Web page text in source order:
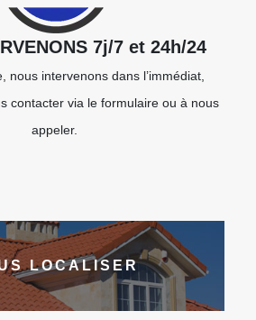
7j/7 et 24h/24
nous intervenons dans l’immédiat,
contacter via le formulaire ou à nous
appeler.
LOCALISER